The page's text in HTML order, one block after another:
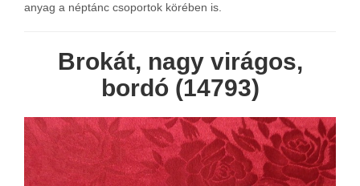
anyag a néptánc csoportok körében is.
Brokát, nagy virágos,
bordó (14793)